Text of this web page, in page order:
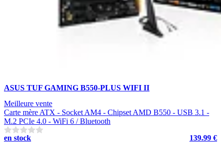
ASUS TUF GAMING B550-PLUS WIFI II
Meilleure vente
Carte mère ATX - Socket AM4 - Chipset AMD B550 - USB 3.1 -
M.2 PCIe 4.0 - WiFi 6 / Bluetooth
en stock
139.99 €